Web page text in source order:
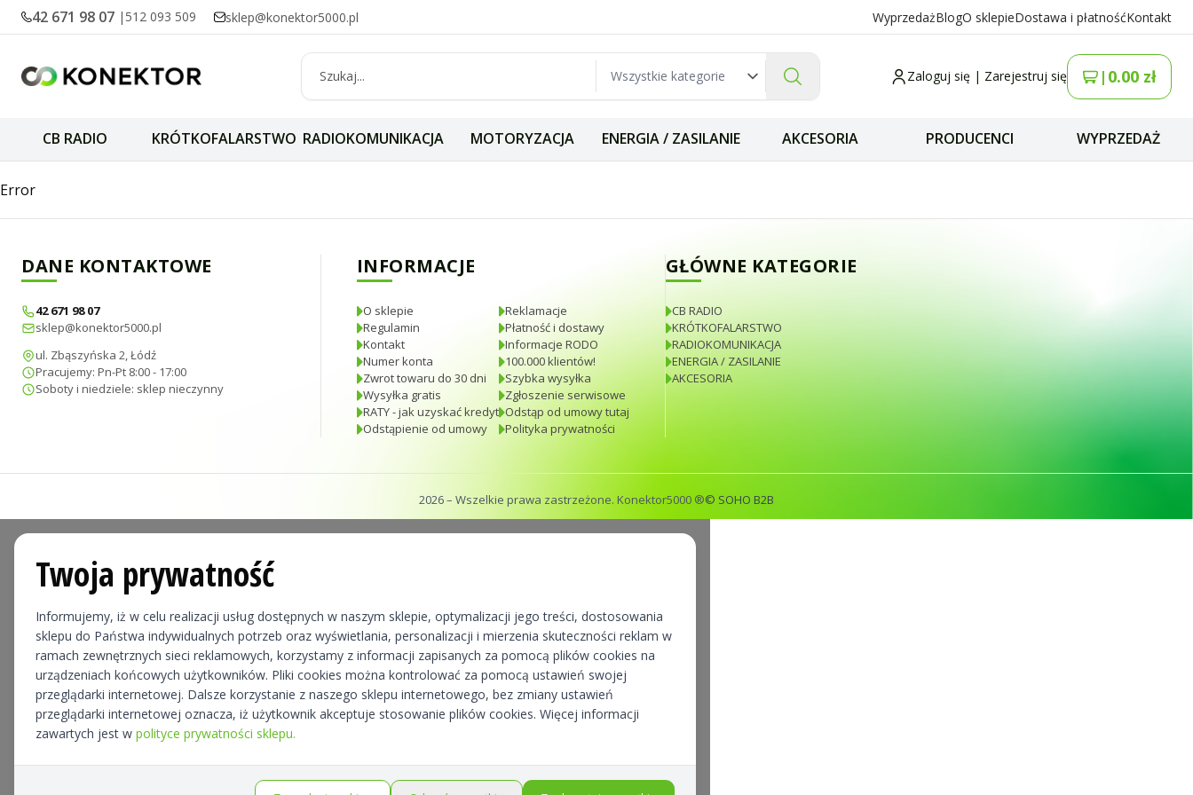
42 671 98 07 | 512 093 509 sklep@konektor5000.pl WyprzedażBlogO sklepieDostawa i płatnośćKontakt
Zaloguj się | Zarejestruj się | 0.00 zł
CB RADIO KRÓTKOFALARSTWO RADIOKOMUNIKACJA MOTORYZACJA ENERGIA / ZASILANIE AKCESORIA PRODUCENCI WYPRZEDAŻ
SIRIO ML-145 100% oryginał Italy Antena CB
Error
DANE KONTAKTOWE
42 671 98 07
sklep@konektor5000.pl
ul. Zbąszyńska 2, Łódź
Pracujemy: Pn-Pt 8:00 - 17:00
Soboty i niedziele: sklep nieczynny
INFORMACJE
O sklepie
Regulamin
Kontakt
Numer konta
Zwrot towaru do 30 dni
Wysyłka gratis
RATY - jak uzyskać kredyt
Odstąpienie od umowy
Reklamacje
Płatność i dostawy
Informacje RODO
100.000 klientów!
Szybka wysyłka
Zgłoszenie serwisowe
Odstąp od umowy tutaj
Polityka prywatności
GŁÓWNE KATEGORIE
CB RADIO
KRÓTKOFALARSTWO
RADIOKOMUNIKACJA
ENERGIA / ZASILANIE
AKCESORIA
2026– Wszelkie prawa zastrzeżone. Konektor5000 ®© SOHO B2B
Twoja prywatność
Informujemy, iż w celu realizacji usług dostępnych w naszym sklepie, optymalizacji jego treści, dostosowania
sklepu do Państwa indywidualnych potrzeb oraz wyświetlania, personalizacji i mierzenia skuteczności reklam w
ramach zewnętrznych sieci reklamowych, korzystamy z informacji zapisanych za pomocą plików cookies na
urządzeniach końcowych użytkowników. Pliki cookies można kontrolować za pomocą ustawień swojej
przeglądarki internetowej. Dalsze korzystanie z naszego sklepu internetowego, bez zmiany ustawień
przeglądarki internetowej oznacza, iż użytkownik akceptuje stosowanie plików cookies. Więcej informacji
zawartych jest w polityce prywatności sklepu.